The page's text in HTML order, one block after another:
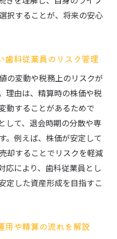
択することが、将来の安心
歯科従業員のリスク管理
の変動や税務上のリスクが
理由は、精算時の株価や税
動することがあるためで
して、退会時期の分散や専
。例えば、株価が安定して
却することでリスクを軽減
応により、歯科従業員とし
定した資産形成を目指すこ
用や精算の流れを解説